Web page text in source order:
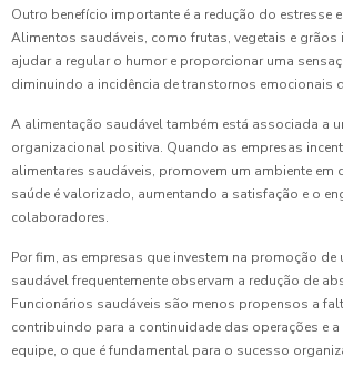
Outro benefício importante é a redução do estresse
Alimentos saudáveis, como frutas, vegetais e grãos
ajudar a regular o humor e proporcionar uma
diminuindo a incidência de transtornos emocionais
A alimentação saudável também está associada a
organizacional positiva. Quando as empresas
alimentares saudáveis, promovem um ambiente em
saúde é valorizado, aumentando a satisfação e o
colaboradores.
Por fim, as empresas que investem na promoção de
saudável frequentemente observam a redução de
Funcionários saudáveis são menos propensos a
contribuindo para a continuidade das operações e
equipe, o que é fundamental para o sucesso